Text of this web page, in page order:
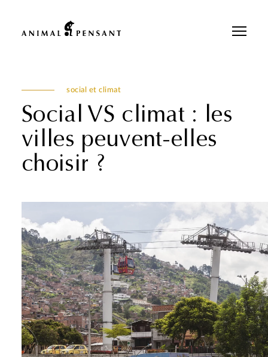
social et climat
Social VS climat : les
villes peuvent-elles
choisir ?